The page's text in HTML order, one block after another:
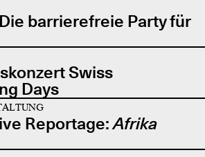
barrierefreie Party für
Swiss
Days
Reportage:Afrika